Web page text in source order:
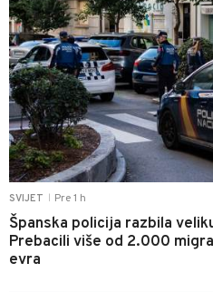
SVIJET Pre 1 h
Španska policija razbila
Prebacili više od 2.000
evra